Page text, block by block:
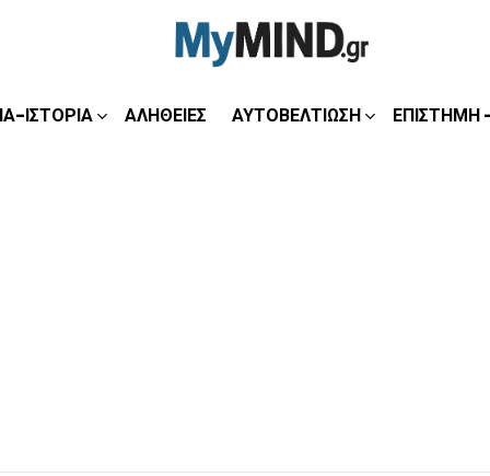
ΙΣΤΟΡΊΑ ΑΛΉΘΕΙΕΣ ΑΥΤΟΒΕΛΤΊΩΣΗ ΕΠΙΣΤΉΜΗ